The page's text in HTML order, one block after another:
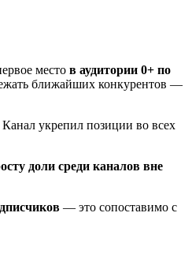
место в аудитории 0+ по
ближайших конкурентов —
укрепил позиции во всех
доли среди каналов вне
— это сопоставимо с